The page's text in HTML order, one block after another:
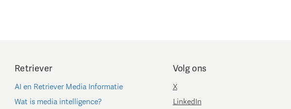
Retriever
AI en Retriever Media Informatie
Wat is media intelligence?
Volg ons
X
LinkedIn